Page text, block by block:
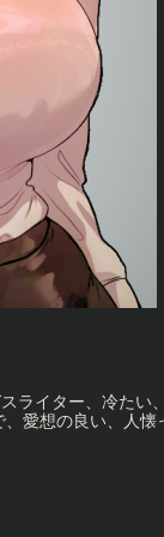
ライター、冷た
愛想の良い、人